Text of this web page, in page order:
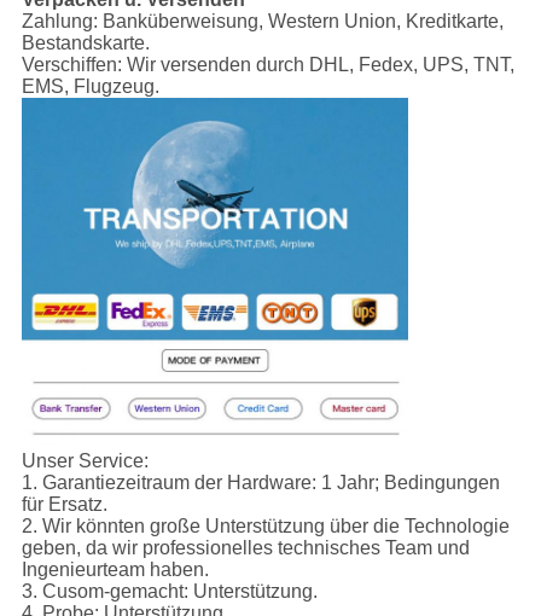
Zahlung: Banküberweisung, Western Union, Kreditkarte,
Bestandskarte.
Verschiffen: Wir versenden durch DHL, Fedex, UPS, TNT,
EMS, Flugzeug.
Unser Service:
1. Garantiezeitraum der Hardware: 1 Jahr; Bedingungen
für Ersatz.
2. Wir könnten große Unterstützung über die Technologie
geben, da wir professionelles technisches Team und
Ingenieurteam haben.
3. Cusom-gemacht: Unterstützung.